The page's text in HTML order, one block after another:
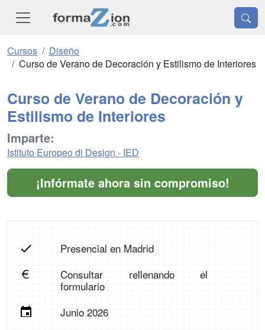
Cursos
Diseño
Curso de Verano de Decoración y Estilismo de Interiores
Curso de Verano de Decoración y
Estilismo de Interiores
Imparte:
Istituto Europeo di Design - IED
¡Infórmate ahora sin compromiso!
Presencial en Madrid
Consultar rellenando el
formulario
Junio 2026